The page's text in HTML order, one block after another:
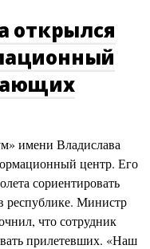
открылся
имени Владислава
центр. Его
сориентировать
республике. Министр
что сотрудник
прилетевших. «Наш